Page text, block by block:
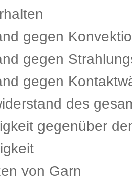
gegen
gegen
gegen
des
gegenüber
von Garn